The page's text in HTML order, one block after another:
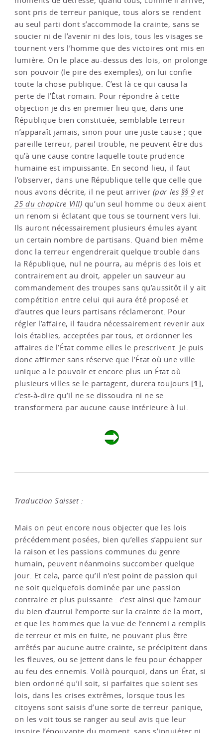
sont pris de terreur panique, tous alors se rendent
au seul parti dont s’accommode la crainte, sans se
soucier ni de l’avenir ni des lois, tous les visages se
tournent vers l’homme que des victoires ont mis en
lumière. On le place au-dessus des lois, on prolonge
son pouvoir (le pire des exemples), on lui confie
toute la chose publique. C’est là ce qui causa la
perte de l’État romain. Pour répondre à cette
objection je dis en premier lieu que, dans une
République bien constituée, semblable terreur
n’apparaît jamais, sinon pour une juste cause ; que
pareille terreur, pareil trouble, ne peuvent être dus
qu’à une cause contre laquelle toute prudence
humaine est impuissante. En second lieu, il faut
l’observer, dans une République telle que celle que
nous avons décrite, il ne peut arriver (par les §§ 9 et
25 du chapitre VIII) qu’un seul homme ou deux aient
un renom si éclatant que tous se tournent vers lui.
Ils auront nécessairement plusieurs émules ayant
un certain nombre de partisans. Quand bien même
donc la terreur engendrerait quelque trouble dans
la République, nul ne pourra, au mépris des lois et
contrairement au droit, appeler un sauveur au
commandement des troupes sans qu’aussitôt il y ait
compétition entre celui qui aura été proposé et
d’autres que leurs partisans réclameront. Pour
régler l’affaire, il faudra nécessairement revenir aux
lois établies, acceptées par tous, et ordonner les
affaires de l’État comme elles le prescrivent. Je puis
donc affirmer sans réserve que l’État où une ville
unique a le pouvoir et encore plus un État où
plusieurs villes se le partagent, durera toujours [1],
c’est-à-dire qu’il ne se dissoudra ni ne se
transformera par aucune cause intérieure à lui.
Traduction Saisset :
Mais on peut encore nous objecter que les lois
précédemment posées, bien qu’elles s’appuient sur
la raison et les passions communes du genre
humain, peuvent néanmoins succomber quelque
jour. Et cela, parce qu’il n’est point de passion qui
ne soit quelquefois dominée par une passion
contraire et plus puissante : c’est ainsi que l’amour
du bien d’autrui l’emporte sur la crainte de la mort,
et que les hommes que la vue de l’ennemi a remplis
de terreur et mis en fuite, ne pouvant plus être
arrêtés par aucune autre crainte, se précipitent dans
les fleuves, ou se jettent dans le feu pour échapper
au feu des ennemis. Voilà pourquoi, dans un État, si
bien ordonné qu’il soit, si parfaites que soient ses
lois, dans les crises extrêmes, lorsque tous les
citoyens sont saisis d’une sorte de terreur panique,
on les voit tous se ranger au seul avis que leur